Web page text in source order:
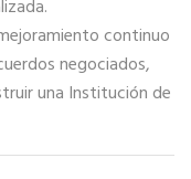
continuo
negociados,
una Institución de